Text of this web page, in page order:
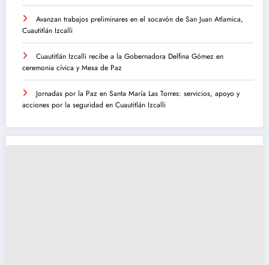
Avanzan trabajos preliminares en el socavón de San Juan Atlamica,
Cuautitlán Izcalli
Cuautitlán Izcalli recibe a la Gobernadora Delfina Gómez en
ceremonia cívica y Mesa de Paz
Jornadas por la Paz en Santa María Las Torres: servicios, apoyo y
acciones por la seguridad en Cuautitlán Izcalli